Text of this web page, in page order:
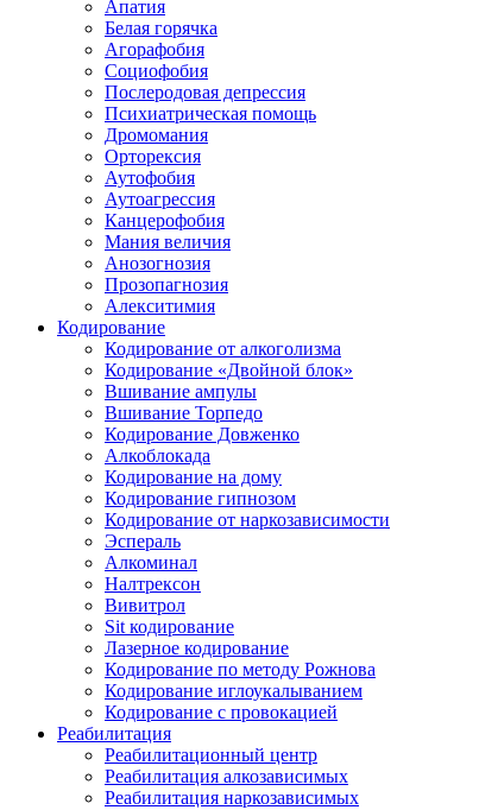
Апатия
Белая горячка
Агорафобия
Социофобия
Послеродовая депрессия
Психиатрическая помощь
Дромомания
Орторексия
Аутофобия
Аутоагрессия
Канцерофобия
Мания величия
Анозогнозия
Прозопагнозия
Алекситимия
Кодирование
Кодирование от алкоголизма
Кодирование «Двойной блок»
Вшивание ампулы
Вшивание Торпедо
Кодирование Довженко
Алкоблокада
Кодирование на дому
Кодирование гипнозом
Кодирование от наркозависимости
Эспераль
Алкоминал
Налтрексон
Вивитрол
Sit кодирование
Лазерное кодирование
Кодирование по методу Рожнова
Кодирование иглоукалыванием
Кодирование с провокацией
Реабилитация
Реабилитационный центр
Реабилитация алкозависимых
Реабилитация наркозависимых